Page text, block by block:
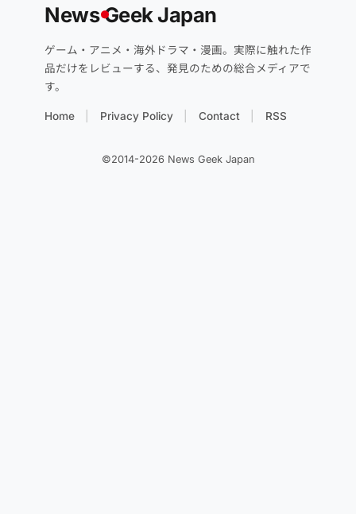
NewsGeek Japan
ゲーム・アニメ・海外ドラマ・漫画。実際に触れた作
品だけをレビューする、発見のための総合メディアで
す。
Home Privacy Policy Contact RSS
©2014-2026 News Geek Japan